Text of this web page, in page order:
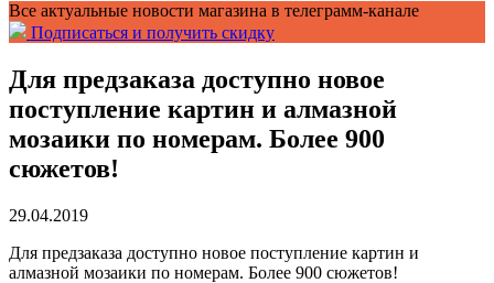
Все актуальные новости магазина в телеграмм-канале
Подписаться и получить скидку
Для предзаказа доступно новое
поступление картин и алмазной
мозаики по номерам. Более 900
сюжетов!
29.04.2019
Для предзаказа доступно новое поступление картин и
алмазной мозаики по номерам. Более 900 сюжетов!